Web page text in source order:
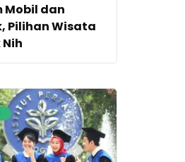
Mobil dan
Pilihan Wisata